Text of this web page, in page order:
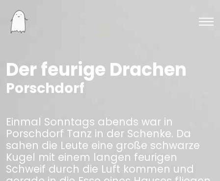
Der feurige Drachen
Porschdorf
Einmal Sonntags abends war in
Porschdorf Tanz in der Schenke. Da
sahen die Leute eine große schwarze
Kugel mit einem langen feurigen
Schweif durch die Luft kommen und